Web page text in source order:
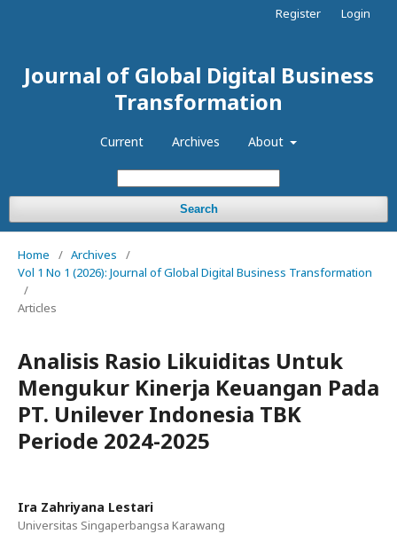
Journal of Global Digital Business
Transformation
Current Archives About
Search
Register Login
Home / Archives
/
Vol 1 No 1 (2026): Journal of Global Digital Business Transformation
/
Articles
Analisis Rasio Likuiditas Untuk
Mengukur Kinerja Keuangan Pada
PT. Unilever Indonesia TBK
Periode 2024-2025
Ira Zahriyana Lestari
Universitas Singaperbangsa Karawang